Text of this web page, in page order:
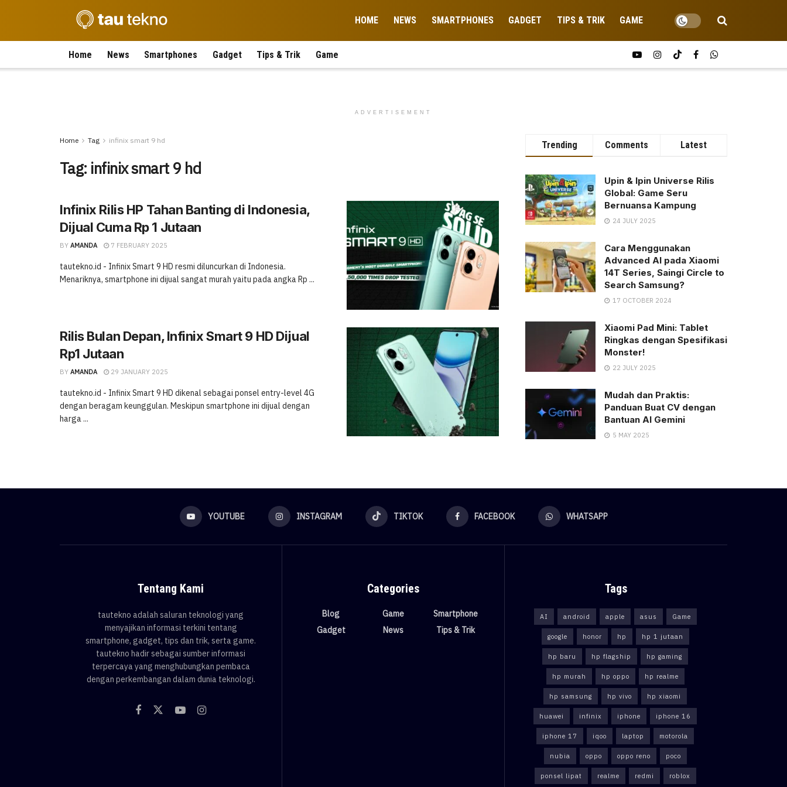
HOME NEWS SMARTPHONES GADGET TIPS & TRIK GAME
Home News Smartphones Gadget Tips & Trik Game
ADVERTISEMENT
Home Tag infinix smart 9 hd
Tag: infinix smart 9 hd
Infinix Rilis HP Tahan Banting di Indonesia,
Dijual Cuma Rp 1 Jutaan
BY AMANDA 7 FEBRUARY 2025
tautekno.id - Infinix Smart 9 HD resmi diluncurkan di Indonesia.
Menariknya, smartphone ini dijual sangat murah yaitu pada angka Rp ...
Rilis Bulan Depan, Infinix Smart 9 HD Dijual
Rp1 Jutaan
BY AMANDA 29 JANUARY 2025
tautekno.id - Infinix Smart 9 HD dikenal sebagai ponsel entry-level 4G
dengan beragam keunggulan. Meskipun smartphone ini dijual dengan
harga ...
Trending Comments Latest
Upin & Ipin Universe Rilis
Global: Game Seru
Bernuansa Kampung
24 JULY 2025
Cara Menggunakan
Advanced AI pada Xiaomi
14T Series, Saingi Circle to
Search Samsung?
17 OCTOBER 2024
Xiaomi Pad Mini: Tablet
Ringkas dengan Spesifikasi
Monster!
22 JULY 2025
Mudah dan Praktis:
Panduan Buat CV dengan
Bantuan AI Gemini
5 MAY 2025
YOUTUBE INSTAGRAM TIKTOK FACEBOOK WHATSAPP
Tentang Kami
tautekno adalah saluran teknologi yang
menyajikan informasi terkini tentang
smartphone, gadget, tips dan trik, serta game.
tautekno hadir sebagai sumber informasi
terpercaya yang menghubungkan pembaca
dengan perkembangan dalam dunia teknologi.
Categories
Blog
Gadget
Game
News
Smartphone
Tips & Trik
Tags
AI android apple asus Game
google honor hp hp 1 jutaan
hp baru hp flagship hp gaming
hp murah hp oppo hp realme
hp samsung hp vivo hp xiaomi
huawei infinix iphone iphone 16
iphone 17 iqoo laptop motorola
nubia oppo oppo reno poco
ponsel lipat realme redmi roblox